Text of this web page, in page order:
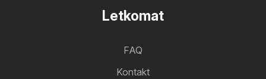
Letkomat
FAQ
Kontakt